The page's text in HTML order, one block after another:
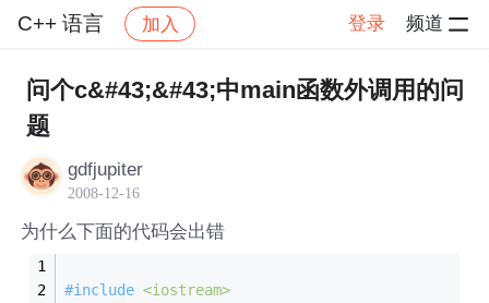
C++ 语言 加入 登录 频道
社区 C++ 语言 帖子详情
问个c&#43;&#43;中main函数外调用的问
题
gdfjupiter
2008-12-16
为什么下面的代码会出错
#include <iostream>